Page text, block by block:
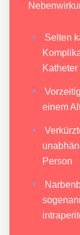
Selten
einem
Person